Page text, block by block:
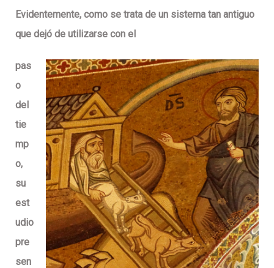
Evidentemente, como se trata de un sistema tan antiguo
que dejó de utilizarse con el
pas
o
del
tie
mp
o,
su
est
udio
pre
sen